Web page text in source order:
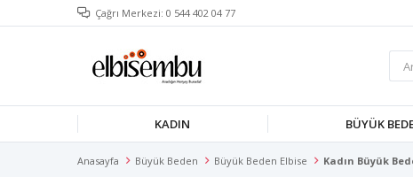
Çağrı Merkezi: 0 544 402 04 77
KADIN BÜYÜK
Anasayfa Büyük Beden Büyük Beden Elbise Kadın Büyük